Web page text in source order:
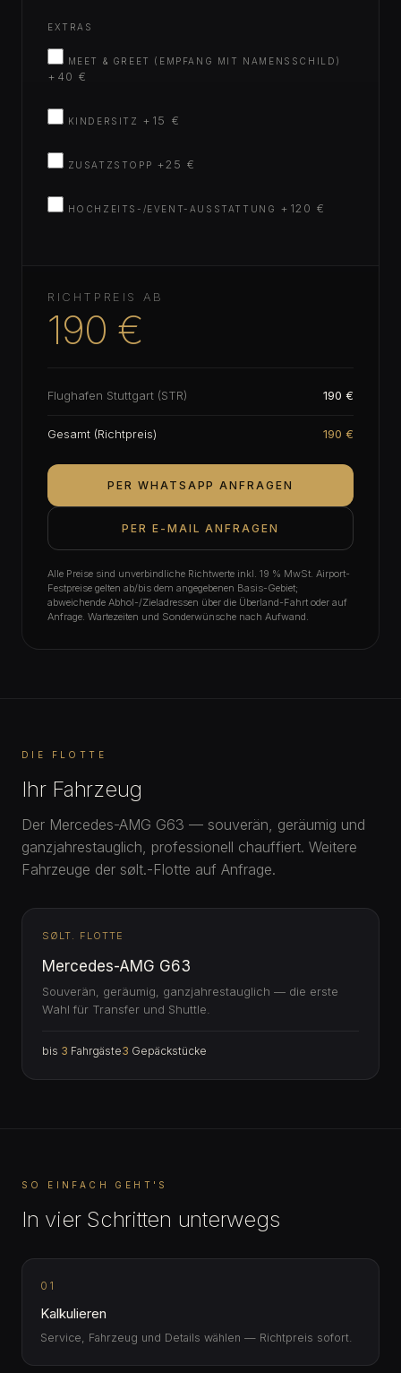
EXTRAS
MEET & GREET (EMPFANG MIT NAMENSSCHILD)
+40 €
KINDERSITZ +15 €
ZUSATZSTOPP +25 €
HOCHZEITS-/EVENT-AUSSTATTUNG +120 €
RICHTPREIS AB
190 €
Flughafen Stuttgart (STR) 190 €
Gesamt (Richtpreis) 190 €
PER WHATSAPP ANFRAGEN
PER E-MAIL ANFRAGEN
Alle Preise sind unverbindliche Richtwerte inkl. 19 % MwSt. Airport-
Festpreise gelten ab/bis dem angegebenen Basis-Gebiet;
abweichende Abhol-/Zieladressen über die Überland-Fahrt oder auf
Anfrage. Wartezeiten und Sonderwünsche nach Aufwand.
DIE FLOTTE
Ihr Fahrzeug
Der Mercedes-AMG G63 — souverän, geräumig und
ganzjahrestauglich, professionell chauffiert. Weitere
Fahrzeuge der sølt.-Flotte auf Anfrage.
SØLT. FLOTTE
Mercedes-AMG G63
Souverän, geräumig, ganzjahrestauglich — die erste
Wahl für Transfer und Shuttle.
bis 3 Fahrgäste3 Gepäckstücke
SO EINFACH GEHT'S
In vier Schritten unterwegs
01
Kalkulieren
Service, Fahrzeug und Details wählen — Richtpreis sofort.